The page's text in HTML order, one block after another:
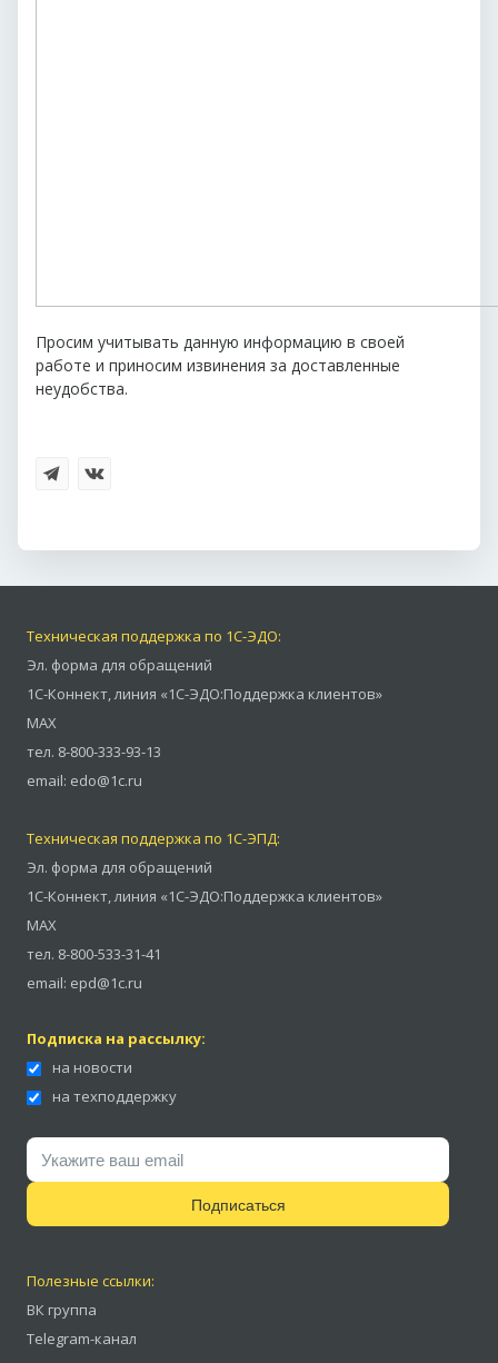
Просим учитывать данную информацию в своей
работе и приносим извинения за доставленные
неудобства.
Техническая поддержка по 1С-ЭДО:
Эл. форма для обращений
1С-Коннект,линия «1С-ЭДО:Поддержка клиентов»
MAX
тел. 8-800-333-93-13
email: edo@1c.ru
Техническая поддержка по 1С-ЭПД:
Эл. форма для обращений
1С-Коннект,линия «1С-ЭДО:Поддержка клиентов»
MAX
тел. 8-800-533-31-41
email: epd@1c.ru
Подписка на рассылку:
на новости
на техподдержку
Подписаться
Полезные ссылки:
ВК группа
Telegram-канал